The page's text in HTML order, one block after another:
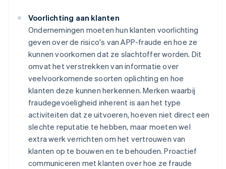
Voorlichting aan klanten
Ondernemingen moeten hun klanten voorlichting
geven over de risico's van APP-fraude en hoe ze
kunnen voorkomen dat ze slachtoffer worden. Dit
omvat het verstrekken van informatie over
veelvoorkomende soorten oplichting en hoe
klanten deze kunnen herkennen. Merken waarbij
fraudegevoeligheid inherent is aan het type
activiteiten dat ze uitvoeren, hoeven niet direct een
slechte reputatie te hebben, maar moeten wel
extra werk verrichten om het vertrouwen van
klanten op te bouwen en te behouden. Proactief
communiceren met klanten over hoe ze fraude